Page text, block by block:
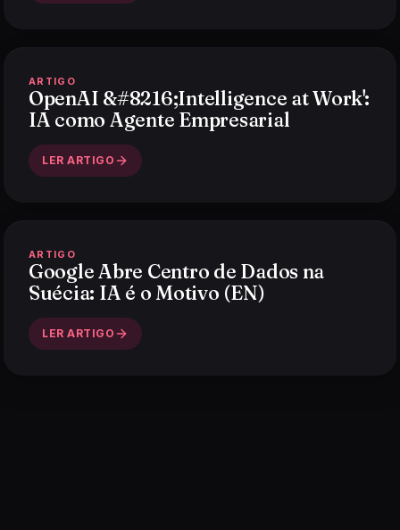
ARTIGO
OpenAI &#8216;Intelligence at Work':
IA como Agente Empresarial
LER ARTIGO
ARTIGO
Google Abre Centro de Dados na
Suécia: IA é o Motivo (EN)
LER ARTIGO